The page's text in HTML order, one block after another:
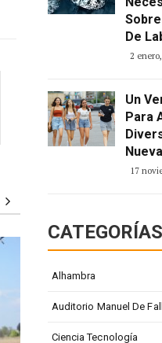
representante de
country
De
2
Un
Para
17
CATEGORÍAS
Alhambra
Auditorio Manuel De
Ciencia Tecnología